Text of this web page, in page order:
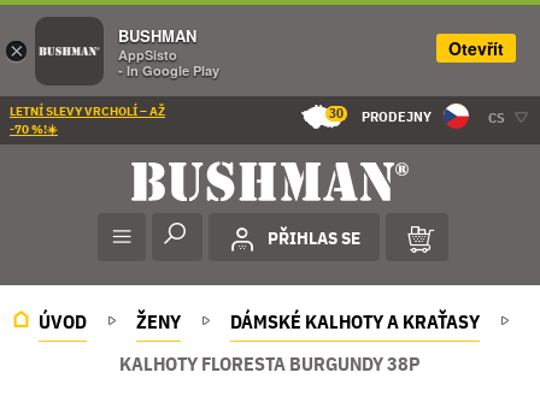
LETNÍ SLEVY VRCHOLÍ – AŽ
-70 %!☀️
30 PRODEJNY CS
PŘIHLAS SE
ÚVOD ŽENY
DÁMSKÉ KALHOTY A KRAŤASY
KALHOTY FLORESTA BURGUNDY 38P
×
BUSHMAN
AppSisto
- In Google Play
Otevřít